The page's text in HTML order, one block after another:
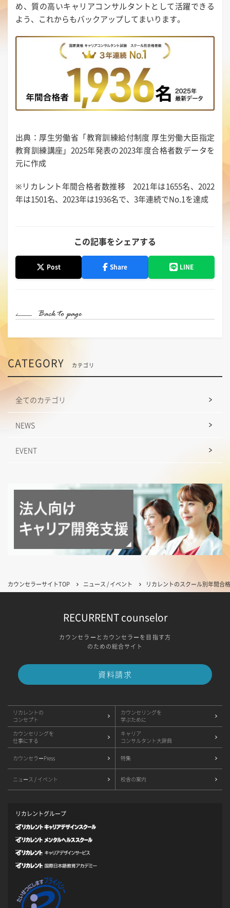
め、質の高いキャリアコンサルタントとして活躍できる
よう、これからもバックアップしてまいります。
出典：厚生労働省「教育訓練給付制度 厚生労働大臣指定
教育訓練講座」2025年発表の2023年度合格者数データを
元に作成
※リカレント年間合格者数推移 2021年は1655名、2022
年は1501名、2023年は1936名で、3年連続でNo.1を達成
この記事をシェアする
Post Share LINE
CATEGORY カテゴリ
全てのカテゴリ
NEWS
EVENT
カウンセラーサイトTOP ニュース / イベント リカレントのスクール別年間合
RECURRENT counselor
カウンセラーとカウンセラーを目指す方
のための総合サイト
資料請求
リカレントの
コンセプト
カウンセリングを
学ぶために
カウンセリングを
仕事にする
キャリア
コンサルタント大辞典
カウンセラーPress 特集
ニュース / イベント 校舎の案内
リカレントグループ